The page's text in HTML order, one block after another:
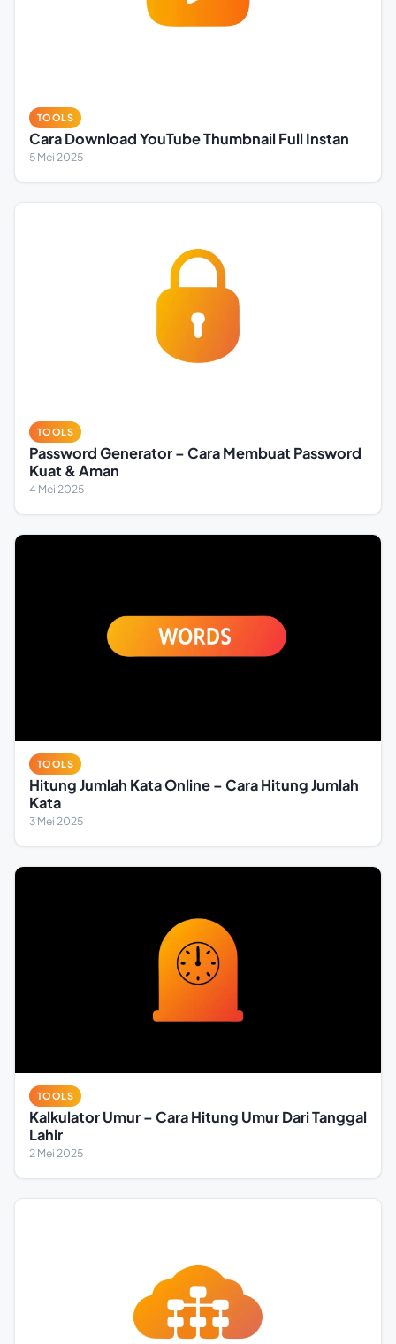
TOOLS
Cara Download YouTube Thumbnail Full Instan
5 Mei 2025
TOOLS
Password Generator – Cara Membuat Password
Kuat & Aman
4 Mei 2025
TOOLS
Hitung Jumlah Kata Online – Cara Hitung Jumlah
Kata
3 Mei 2025
TOOLS
Kalkulator Umur – Cara Hitung Umur Dari Tanggal
Lahir
2 Mei 2025